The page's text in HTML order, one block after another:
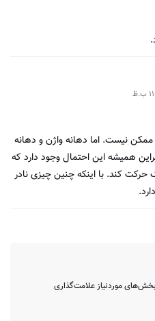
ممکن نیست. اما دهانه واژن و دهانه
همیشه این احتمال وجود دارد که
کند. با اینکه چنین چیزی نادر
بخش‌های موردنیاز علامت‌گذاری